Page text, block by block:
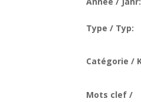
Type / Typ:
Catégorie /
Mots clef /